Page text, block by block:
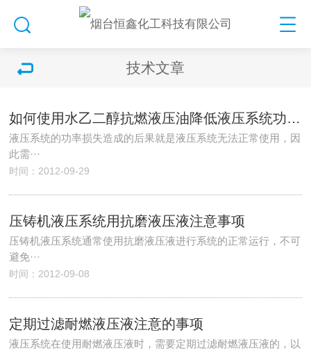
技术文章
如何使用水乙二醇抗燃液压油降低液压系统功率损失
液压系统的功率损失造成的后果就是液压系统无法正常使用，因
此需···
时间：2012-09-29
压铸机液压系统用抗磨液压液注意事项
压铸机液压系统通常使用抗磨液压液进行系统的正常运行，不可
避免···
时间：2012-09-08
定期过滤耐燃液压液注意的事项
液压系统在使用耐燃液压液时，需要定期过滤耐燃液压液的，以